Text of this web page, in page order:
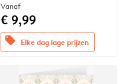
Vanaf
€ 9,99
offers Elke dag lage prijzen